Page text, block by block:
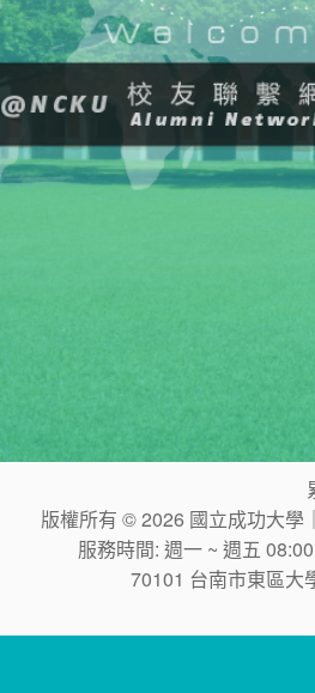
版權所有 © 2026 國立成功大學
服務時間: 週一 ~ 週五
70101 台南市東區大